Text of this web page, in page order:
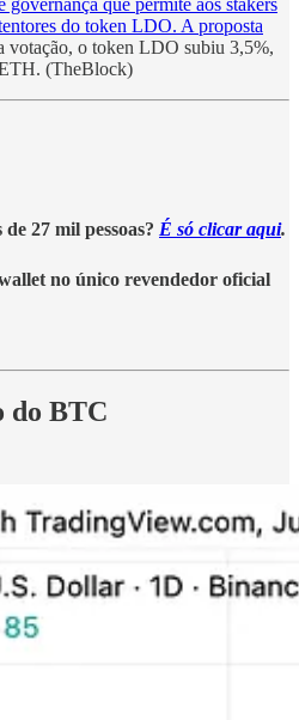
do token LDO. A proposta
votação, o token LDO subiu 3,5%,
(TheBlock)
27 mil pessoas? É só clicar aqui.
no único revendedor oficial
do BTC